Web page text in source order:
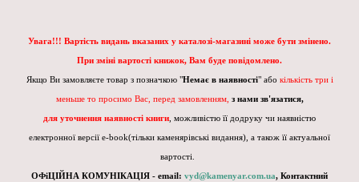
Увага!!! Вартість видань вказаних у каталозі-магазині може бути змінено.
При зміні вартості книжок, Вам буде повідомлено.
Якщо Ви замовляєте товар з позначкою "Немає в наявності" або кількість три і
меньше то просимо Вас, перед замовленням, з нами зв'язатися,
для уточнення наявності книги , можливістю її додруку чи наявністю
електронної версії e-book(тільки каменярівські видання), а також її актуальної
вартості.
ОФіЦІЙНА КОМУНІКАЦІЯ - email: vyd@kamenyar.com.ua, Контактний